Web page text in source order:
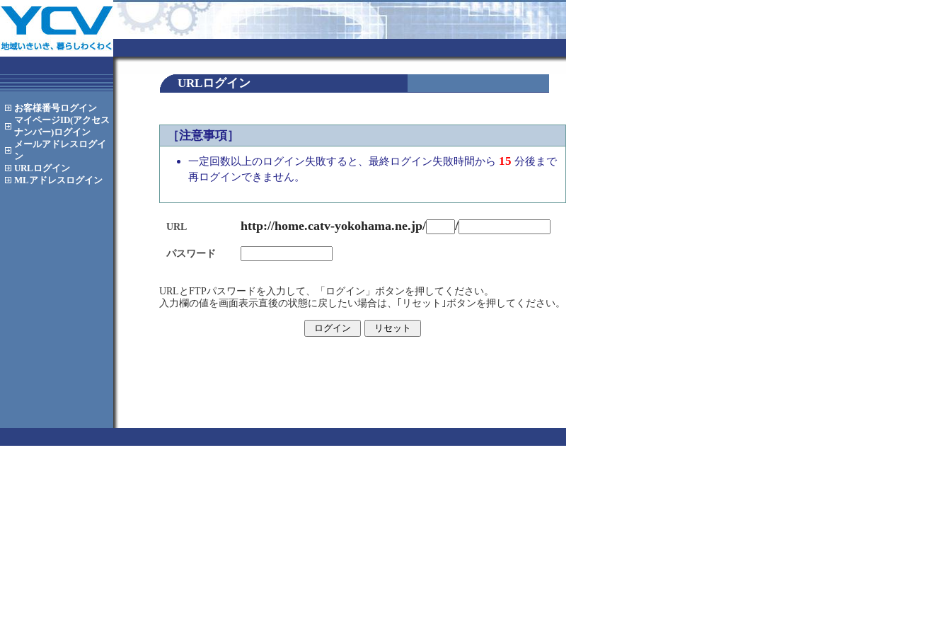
お客様番号ログイン
マイページID(アクセス
ナンバー)ログイン
メールアドレス ログイ
ン
URL ログイン
MLアドレス ログイン
URLログイン
［注意事項］
一定回数以上のログイン失敗すると、最終ログイン失敗時間から 15 分後まで
再ログインできません。
URL http://home.catv-yokohama.ne.jp/ /
パスワード
URLとFTPパスワードを入力して、「ログイン」ボタンを押してください。
入力欄の値を画面表示直後の状態に戻したい場合は、｢リセット｣ボタンを押してください。